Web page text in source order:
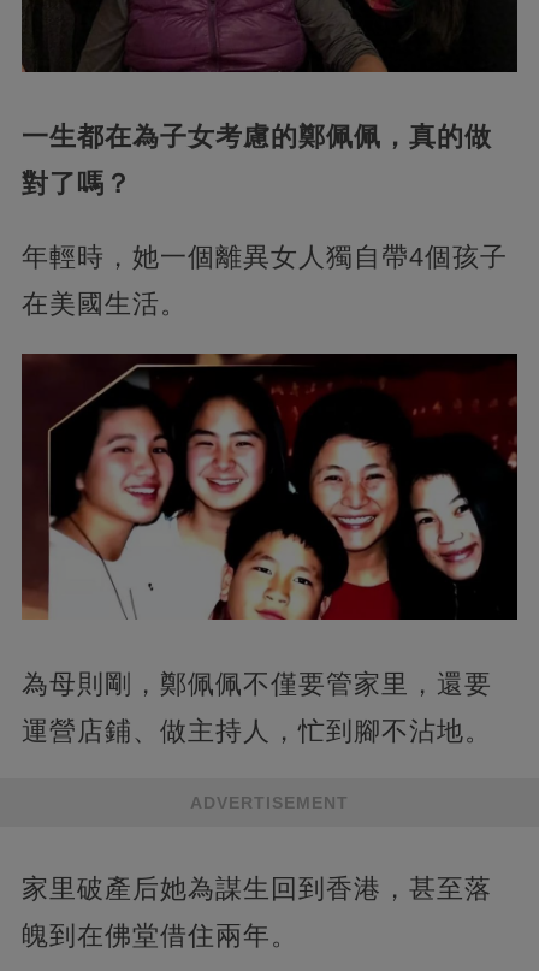
一生都在為子女考慮的鄭佩佩，真的做
對了嗎？
年輕時，她一個離異女人獨自帶4個孩子
在美國生活。
為母則剛，鄭佩佩不僅要管家里，還要
運營店鋪、做主持人，忙到腳不沾地。
ADVERTISEMENT
家里破產后她為謀生回到香港，甚至落
魄到在佛堂借住兩年。